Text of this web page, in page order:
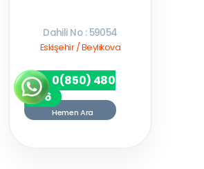
Dahili No : 59054
Eskişehir / Beylikova
0(850) 480
7256
Hemen Ara